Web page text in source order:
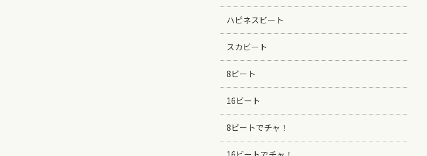
ハピネスビート
スカビート
8ビート
16ビート
8ビートでチャ！